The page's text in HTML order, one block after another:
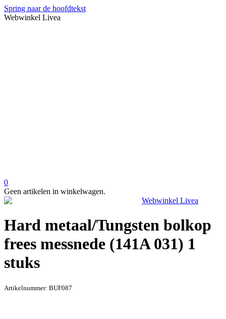
Spring naar de hoofdtekst
Webwinkel Livea
0
Geen artikelen in winkelwagen.
Hard metaal/Tungsten bolkop
frees messnede (141A 031) 1
stuks
Artikelnummer: BUF087